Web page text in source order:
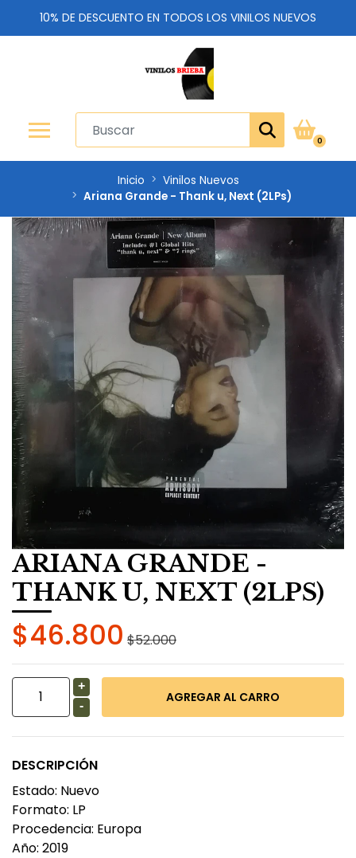
10% DE DESCUENTO EN TODOS LOS VINILOS NUEVOS
0
Inicio
Vinilos Nuevos
Ariana Grande - Thank u, Next (2LPs)
ARIANA GRANDE -
THANK U, NEXT (2LPS)
$46.800 $52.000
+
-
DESCRIPCIÓN
Estado: Nuevo
Formato: LP
Procedencia: Europa
Año: 2019